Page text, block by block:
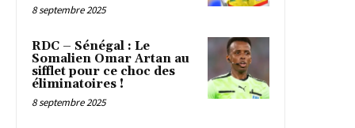
8 septembre 2025
RDC – Sénégal : Le
Somalien Omar Artan au
sifflet pour ce choc des
éliminatoires !
8 septembre 2025